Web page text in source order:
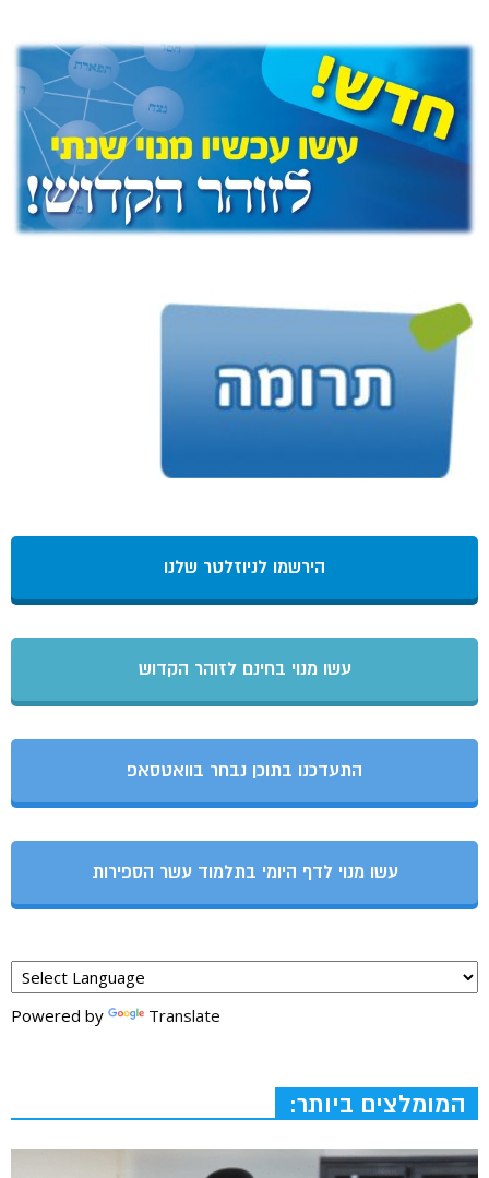
הירשמו לניוזלטר שלנו
עשו מנוי בחינם לזוהר הקדוש
התעדכנו בתוכן נבחר בוואטסאפ
עשו מנוי לדף היומי בתלמוד עשר הספירות
Powered by Translate
המומלצים ביותר: